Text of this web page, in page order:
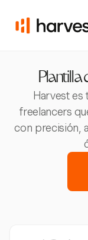
Plantilla
Harvest es
freelancers
con precisión,